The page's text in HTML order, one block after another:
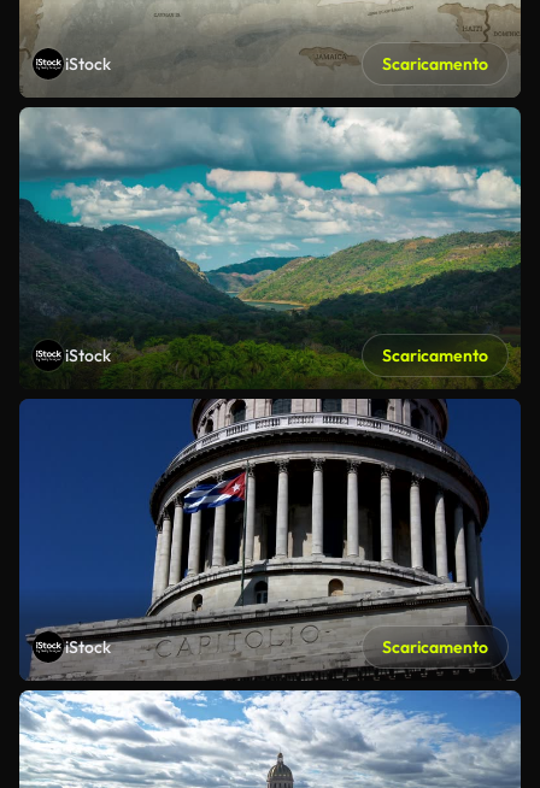
iStock Scaricamento
iStock Scaricamento
iStock Scaricamento